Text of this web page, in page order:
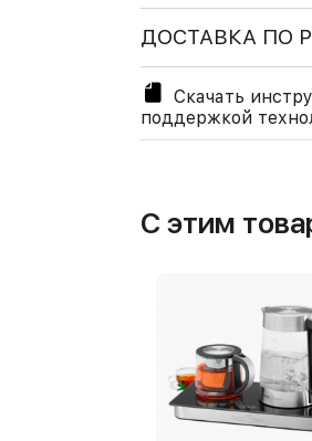
ДОСТАВКА ПО
Скачать
поддержкой
С этим